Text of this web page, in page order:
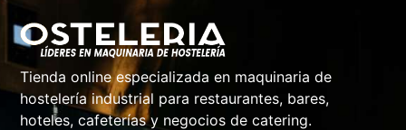
Tienda online especializada en maquinaria de
hostelería industrial para restaurantes, bares,
hoteles, cafeterías y negocios de catering.